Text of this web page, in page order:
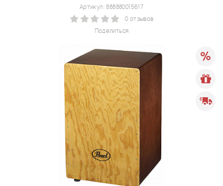
Поделиться
Артикул: 888880015617
0 отзывов